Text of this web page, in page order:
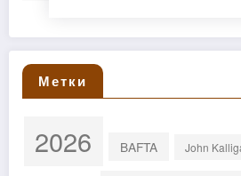
Метки
2026 BAFTA John